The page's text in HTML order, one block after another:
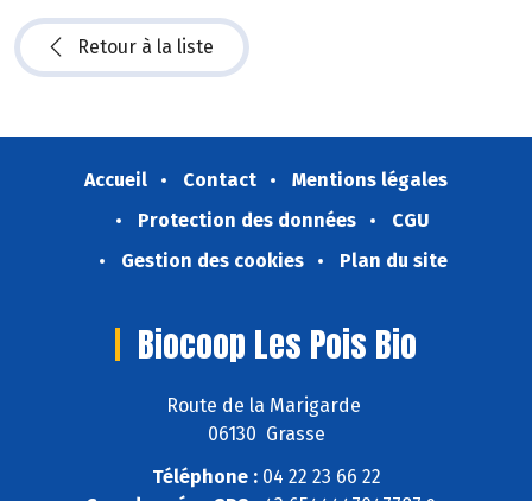
Retour à la liste
Accueil Contact
Mentions légales
Protection des données
CGU
Gestion des cookies
Plan du site
Biocoop Les Pois Bio
Route de la Marigarde
06130 Grasse
Téléphone :04 22 23 66 22